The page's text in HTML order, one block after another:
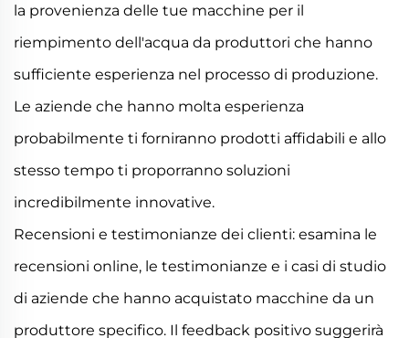
la provenienza delle tue macchine per il
riempimento dell'acqua da produttori che hanno
sufficiente esperienza nel processo di produzione.
Le aziende che hanno molta esperienza
probabilmente ti forniranno prodotti affidabili e allo
stesso tempo ti proporranno soluzioni
incredibilmente innovative.
Recensioni e testimonianze dei clienti: esamina le
recensioni online, le testimonianze e i casi di studio
di aziende che hanno acquistato macchine da un
produttore specifico. Il feedback positivo suggerirà